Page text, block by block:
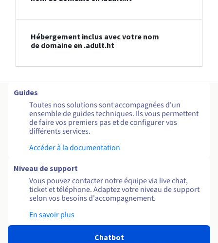
Hébergement inclus avec votre nom
de domaine en .adult.ht
Guides
Toutes nos solutions sont accompagnées d'un
ensemble de guides techniques. Ils vous permettent
de faire vos premiers pas et de configurer vos
différents services.
Accéder à la documentation
Niveau de support
Vous pouvez contacter notre équipe via live chat,
ticket et téléphone. Adaptez votre niveau de support
selon vos besoins d'accompagnement.
En savoir plus
Chatbot